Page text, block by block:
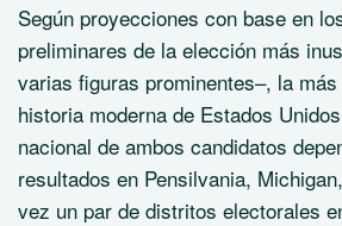
Según proyecciones con base en
preliminares de la elección más
varias figuras prominentes–, la
historia moderna de Estados
nacional de ambos candidatos
resultados en Pensilvania,
vez un par de distritos electorales